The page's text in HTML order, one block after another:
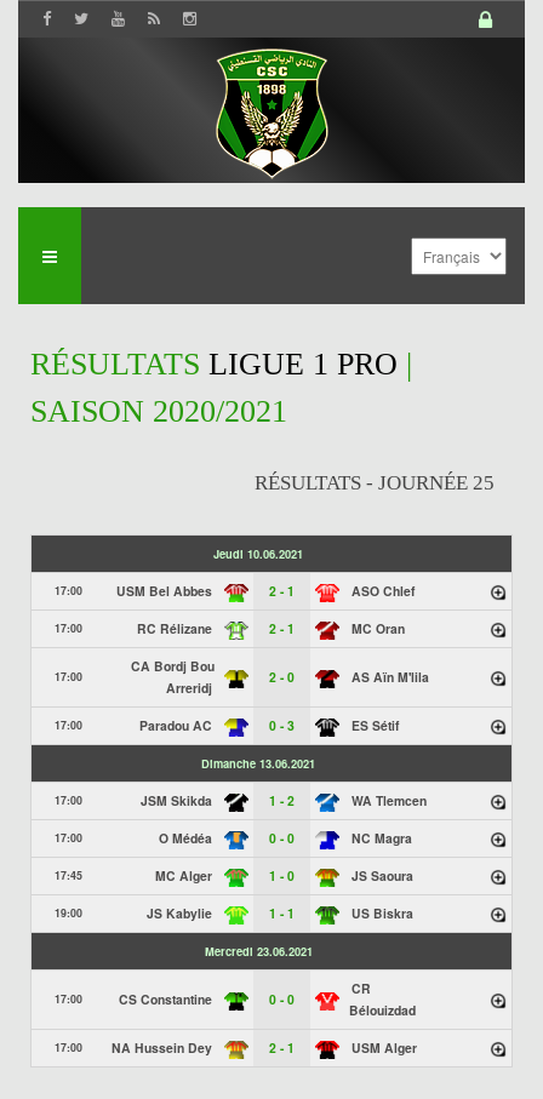
RÉSULTATS LIGUE 1 PRO |
SAISON 2020/2021
RÉSULTATS - JOURNÉE 25
Jeudi 10.06.2021
17:00 USM Bel Abbes 2 - 1 ASO Chlef
17:00 RC Rélizane 2 - 1 MC Oran
17:00
CA Bordj Bou
Arreridj
2 - 0 AS Aïn M'lila
17:00 Paradou AC 0 - 3 ES Sétif
Dimanche 13.06.2021
17:00 JSM Skikda 1 - 2 WA Tlemcen
17:00 O Médéa 0 - 0 NC Magra
17:45 MC Alger 1 - 0 JS Saoura
19:00 JS Kabylie 1 - 1 US Biskra
Mercredi 23.06.2021
17:00 CS Constantine 0 - 0
CR
Bélouizdad
17:00 NA Hussein Dey 2 - 1 USM Alger